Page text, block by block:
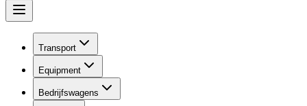
Transport
Equipment
Bedrijfswagens